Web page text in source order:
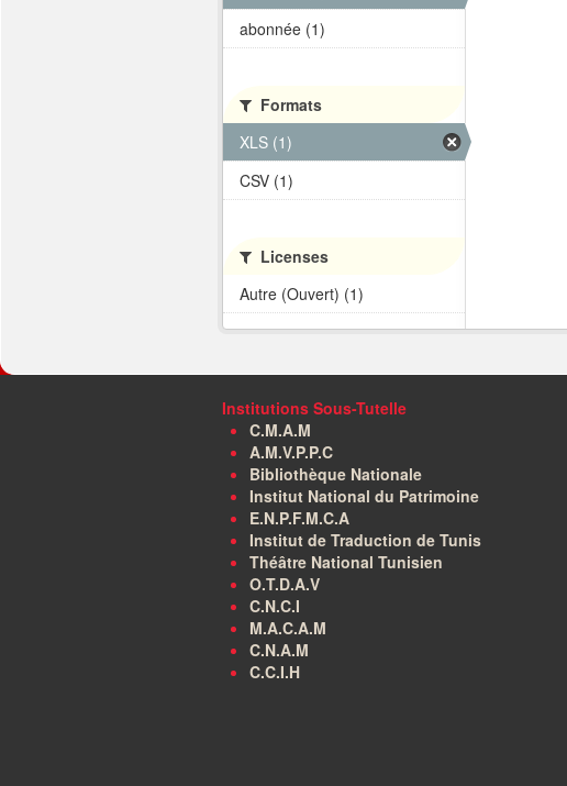
abonnée (1)
Formats
XLS (1)
CSV (1)
Licenses
Autre (Ouvert) (1)
Institutions Sous-Tutelle
C.M.A.M
A.M.V.P.P.C
Bibliothèque Nationale
Institut National du Patrimoine
E.N.P.F.M.C.A
Institut de Traduction de Tunis
Théâtre National Tunisien
O.T.D.A.V
C.N.C.I
M.A.C.A.M
C.N.A.M
C.C.I.H